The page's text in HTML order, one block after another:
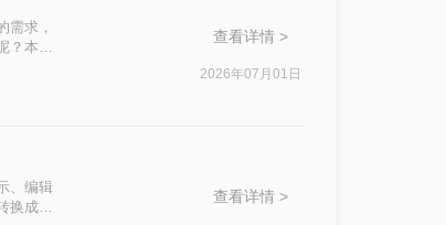
需求，
？本文
查看详情 >
2026年07月01日
、编辑
换成
查看详情 >